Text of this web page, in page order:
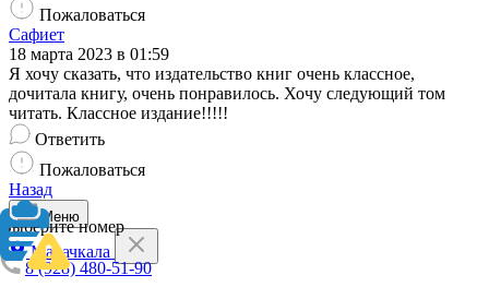
Пожаловаться
Сафиет
18 марта 2023 в 01:59
Я хочу сказать, что издательство книг очень классное,
дочитала книгу, очень понравилось. Хочу следующий том
читать. Классное издание!!!!!
Ответить
Пожаловаться
Назад
Выберите номер
8 (928) 480-51-90
Меню
Махачкала